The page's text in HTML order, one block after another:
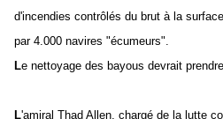
d'incendies contrôlés du brut à la
par 4.000 navires "écumeurs".
Le nettoyage des bayous devrait
L'amiral Thad Allen, chargé de la lutte